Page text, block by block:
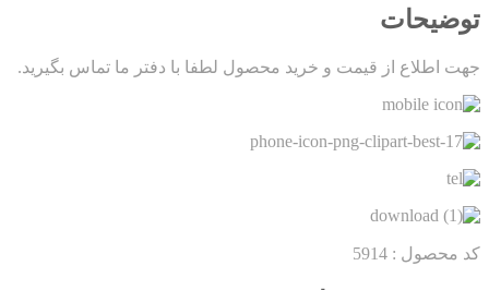
توضیحات
جهت اطلاع از قیمت و خرید محصول لطفا با دفتر ما تماس بگیرید.
کد محصول : 5914